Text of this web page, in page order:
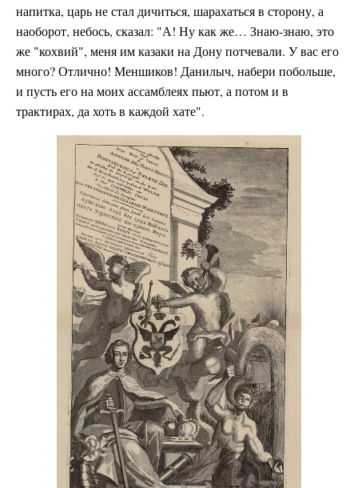
напитка, царь не стал дичиться, шарахаться в сторону, а
наоборот, небось, сказал: "А! Ну как же… Знаю-знаю, это
же "кохвий", меня им казаки на Дону потчевали. У вас его
много? Отлично! Меншиков! Данилыч, набери побольше,
и пусть его на моих ассамблеях пьют, а потом и в
трактирах, да хоть в каждой хате".